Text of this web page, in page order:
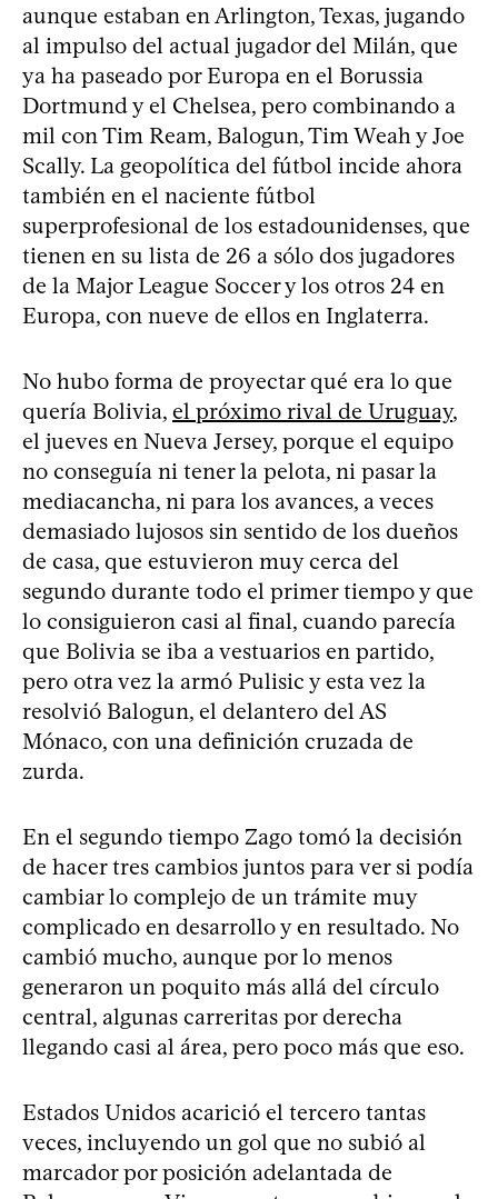
aunque estaban en Arlington, Texas, jugando
al impulso del actual jugador del Milán, que
ya ha paseado por Europa en el Borussia
Dortmund y el Chelsea, pero combinando a
mil con Tim Ream, Balogun, Tim Weah y Joe
Scally. La geopolítica del fútbol incide ahora
también en el naciente fútbol
superprofesional de los estadounidenses, que
tienen en su lista de 26 a sólo dos jugadores
de la Major League Soccer y los otros 24 en
Europa, con nueve de ellos en Inglaterra.
No hubo forma de proyectar qué era lo que
quería Bolivia, el próximo rival de Uruguay,
el jueves en Nueva Jersey, porque el equipo
no conseguía ni tener la pelota, ni pasar la
mediacancha, ni para los avances, a veces
demasiado lujosos sin sentido de los dueños
de casa, que estuvieron muy cerca del
segundo durante todo el primer tiempo y que
lo consiguieron casi al final, cuando parecía
que Bolivia se iba a vestuarios en partido,
pero otra vez la armó Pulisic y esta vez la
resolvió Balogun, el delantero del AS
Mónaco, con una definición cruzada de
zurda.
En el segundo tiempo Zago tomó la decisión
de hacer tres cambios juntos para ver si podía
cambiar lo complejo de un trámite muy
complicado en desarrollo y en resultado. No
cambió mucho, aunque por lo menos
generaron un poquito más allá del círculo
central, algunas carreritas por derecha
llegando casi al área, pero poco más que eso.
Estados Unidos acarició el tercero tantas
veces, incluyendo un gol que no subió al
marcador por posición adelantada de